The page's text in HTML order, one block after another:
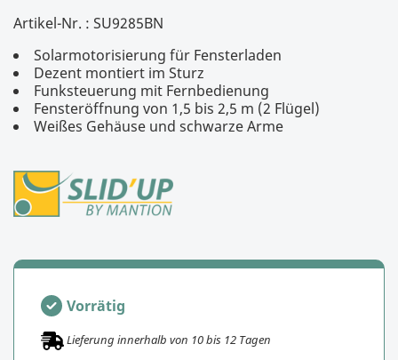
Artikel-Nr. : SU9285BN
Solarmotorisierung für Fensterladen
Dezent montiert im Sturz
Funksteuerung mit Fernbedienung
Fensteröffnung von 1,5 bis 2,5 m (2 Flügel)
Weißes Gehäuse und schwarze Arme
Vorrätig
Lieferung innerhalb von 10bis 12 Tagen